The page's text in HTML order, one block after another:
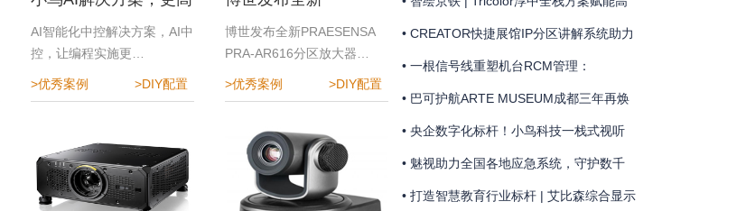
效、更便捷、更安全
AI智能化中控解决方案，AI中
控，让编程实施更…
>优秀案例 >DIY配置
PRAESENSA PRA-
AR616分区放大器 | 灵
活扩展，高效匹配项目
博世发布全新PRAESENSA
PRA-AR616分区放大器…
>优秀案例 >DIY配置
铁工务数智化升级
• CREATOR快捷展馆IP分区讲解系统助力
金山岭长城国歌主题馆
• 一根信号线重塑机台RCM管理：
MediaComm美凯开启车企晶圆厂智能制
造新范式
• 巴可护航ARTE MUSEUM成都三年再焕
新
• 央企数字化标杆！小鸟科技一栈式视听
方案赋能融通集团智慧指挥驾驶舱
• 魅视助力全国各地应急系统，守护数千
公里江河安澜
• 打造智慧教育行业标杆 | 艾比森综合显示